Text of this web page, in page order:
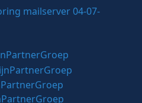
mailserver 04-07-